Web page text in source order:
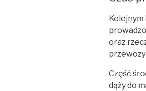
oraz
Część
dąży do